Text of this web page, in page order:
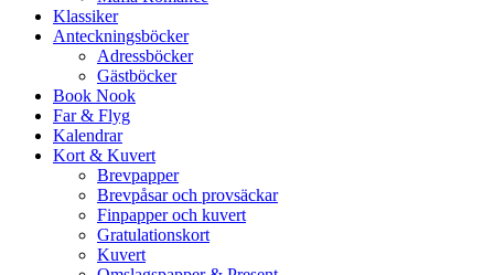
Klassiker
Anteckningsböcker
Adressböcker
Gästböcker
Book Nook
Far & Flyg
Kalendrar
Kort & Kuvert
Brevpapper
Brevpåsar och provsäckar
Finpapper och kuvert
Gratulationskort
Kuvert